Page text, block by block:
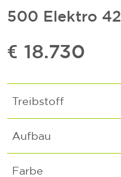
500 Elektro
€ 18.730
Treibstoff
Aufbau
Farbe